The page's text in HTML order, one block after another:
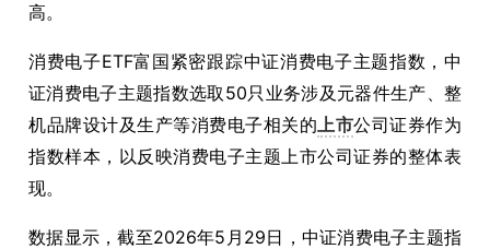
高。
消费电子ETF富国紧密跟踪中证消费电子主题指数，中
证消费电子主题指数选取50只业务涉及元器件生产、整
机品牌设计及生产等消费电子相关的上市公司证券作为
指数样本，以反映消费电子主题上市公司证券的整体表
现。
数据显示，截至2026年5月29日，中证消费电子主题指